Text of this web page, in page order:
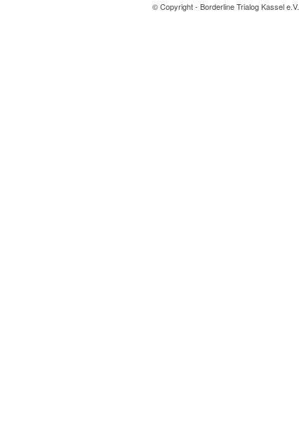
© Copyright - Borderline Trialog Kassel e.V.